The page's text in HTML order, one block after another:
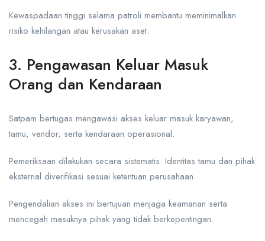
Kewaspadaan tinggi selama patroli membantu meminimalkan
risiko kehilangan atau kerusakan aset.
3. Pengawasan Keluar Masuk
Orang dan Kendaraan
Satpam bertugas mengawasi akses keluar masuk karyawan,
tamu, vendor, serta kendaraan operasional.
Pemeriksaan dilakukan secara sistematis. Identitas tamu dan pihak
eksternal diverifikasi sesuai ketentuan perusahaan.
Pengendalian akses ini bertujuan menjaga keamanan serta
mencegah masuknya pihak yang tidak berkepentingan.